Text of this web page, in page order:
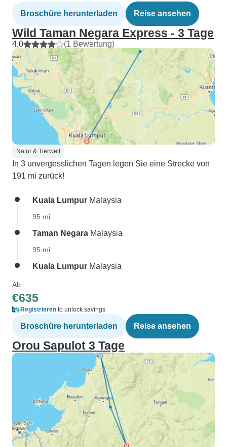
Broschüre herunterladen Reise ansehen
Wild Taman Negara Express - 3 Tage
4,0 (1 Bewertung)
Natur & Tierwelt
In 3 unvergesslichen Tagen legen Sie eine Strecke von
191 mi zurück!
Kuala Lumpur Malaysia
95 mi
Taman Negara Malaysia
95 mi
Kuala Lumpur Malaysia
Ab
€635
Registrieren to unlock savings
Broschüre herunterladen Reise ansehen
Orou Sapulot 3 Tage